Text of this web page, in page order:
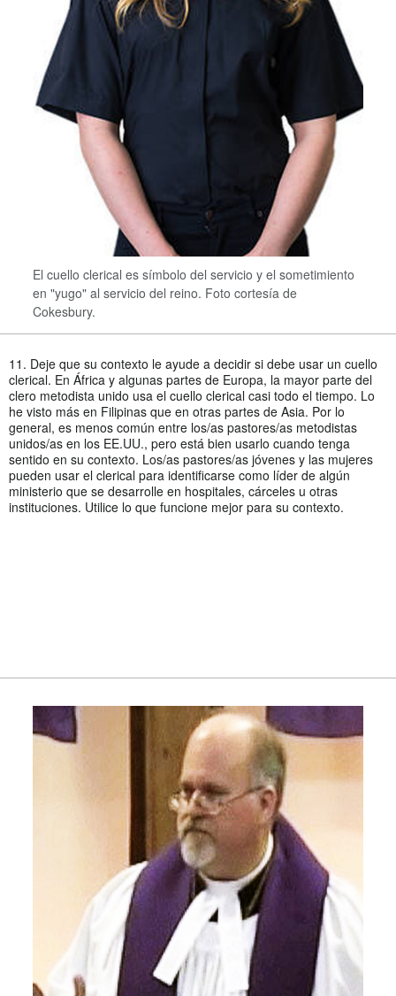
El cuello clerical es símbolo del servicio y el sometimiento
en "yugo" al servicio del reino. Foto cortesía de
Cokesbury.
11. Deje que su contexto le ayude a decidir si debe usar un cuello
clerical. En África y algunas partes de Europa, la mayor parte del
clero metodista unido usa el cuello clerical casi todo el tiempo. Lo
he visto más en Filipinas que en otras partes de Asia. Por lo
general, es menos común entre los/as pastores/as metodistas
unidos/as en los EE.UU., pero está bien usarlo cuando tenga
sentido en su contexto. Los/as pastores/as jóvenes y las mujeres
pueden usar el clerical para identificarse como líder de algún
ministerio que se desarrolle en hospitales, cárceles u otras
instituciones. Utilice lo que funcione mejor para su contexto.